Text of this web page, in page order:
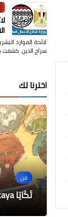
لائحة الموارد
سراج الدين كشفت
اخترنا لك
فن
تَكَايَا Takaya جيهان فايز
الرياضة
مديرية
تنظم
اقتصاد
عبد
كوم
الرأى
الأزمة
محافظات
مائدة